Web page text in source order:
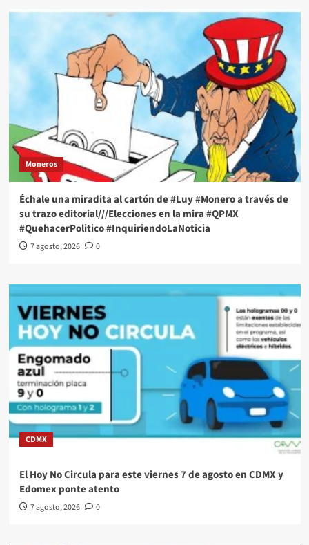
Moneros
Échale una miradita al cartón de #Luy #Monero a través de
su trazo editorial///Elecciones en la mira #QPMX
#QuehacerPolitico #InquiriendoLaNoticia
7 agosto, 2026 0
CDMX
El Hoy No Circula para este viernes 7 de agosto en CDMX y
Edomex ponte atento
7 agosto, 2026 0